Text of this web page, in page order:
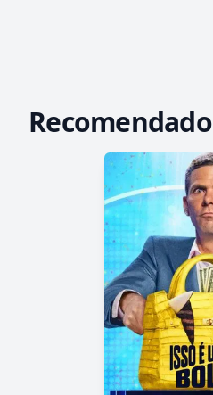
Recomendado